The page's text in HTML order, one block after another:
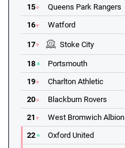
15
Queens Park Rangers
16
Watford
17 Stoke City
18 Portsmouth
19
Charlton Athletic
20
Blackburn Rovers
21
West Bromwich Albion
22
Oxford United